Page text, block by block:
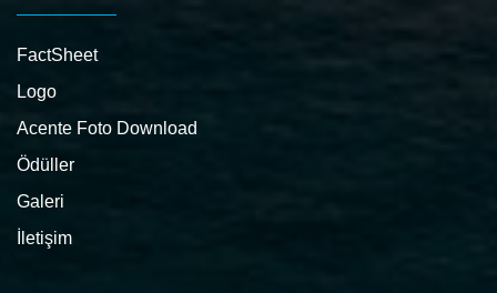
FactSheet
Logo
Acente Foto Download
Ödüller
Galeri
İletişim